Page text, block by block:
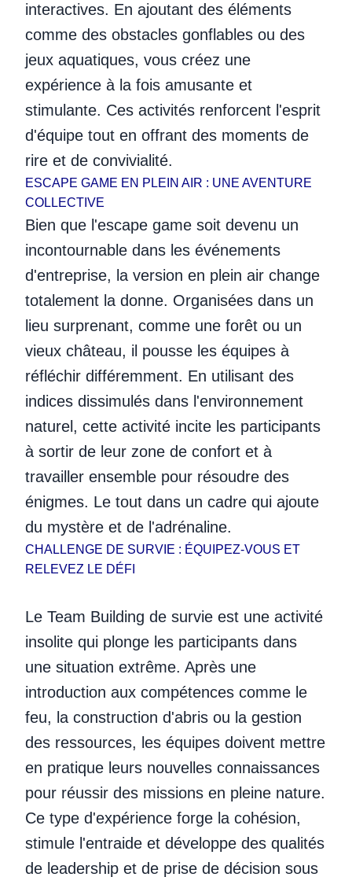
interactives. En ajoutant des éléments
comme des obstacles gonflables ou des
jeux aquatiques, vous créez une
expérience à la fois amusante et
stimulante. Ces activités renforcent l'esprit
d'équipe tout en offrant des moments de
rire et de convivialité.
ESCAPE GAME EN PLEIN AIR : UNE AVENTURE
COLLECTIVE
Bien que l'escape game soit devenu un
incontournable dans les événements
d'entreprise, la version en plein air change
totalement la donne. Organisées dans un
lieu surprenant, comme une forêt ou un
vieux château, il pousse les équipes à
réfléchir différemment. En utilisant des
indices dissimulés dans l'environnement
naturel, cette activité incite les participants
à sortir de leur zone de confort et à
travailler ensemble pour résoudre des
énigmes. Le tout dans un cadre qui ajoute
du mystère et de l'adrénaline.
CHALLENGE DE SURVIE : ÉQUIPEZ-VOUS ET
RELEVEZ LE DÉFI
Le Team Building de survie est une activité
insolite qui plonge les participants dans
une situation extrême. Après une
introduction aux compétences comme le
feu, la construction d'abris ou la gestion
des ressources, les équipes doivent mettre
en pratique leurs nouvelles connaissances
pour réussir des missions en pleine nature.
Ce type d'expérience forge la cohésion,
stimule l'entraide et développe des qualités
de leadership et de prise de décision sous